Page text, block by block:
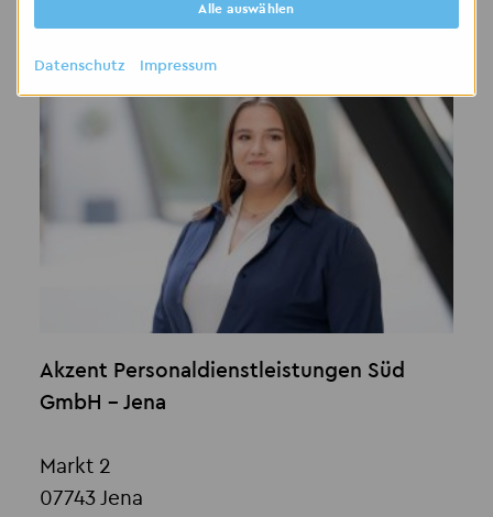
Kontakt
Akzent Personaldienstleistungen Süd
GmbH - Jena
Markt 2
07743 Jena
Alle auswählen
Datenschutz Impressum